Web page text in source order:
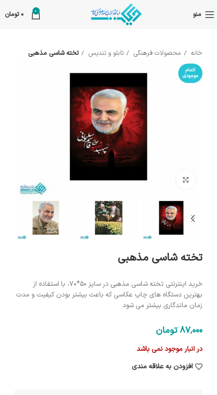
منو 0
0 تومان
خانه محصولات فرهنگی تابلو و تندیس تخته شاسی مذهبی
اتمام
موجودی
بزرگنمایی تصویر
تخته شاسی مذهبی
خرید اینترنتی تخته شاسی مذهبی در سایز 50*70، با استفاده از
بهترین دستگاه های چاپ عکاسی که باعث بیشتر بودن کیفیت و مدت
زمان ماندگاری بیشتر می شود
87٬000تومان
در انبار موجود نمی باشد
افزودن به علاقه مندی